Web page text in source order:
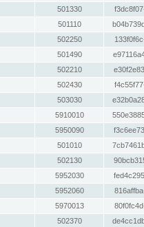
501330
501110
502250
501490
502210
502430
503030
5910010
5950090
501010
502130
5952030
5952060
5970013
502370